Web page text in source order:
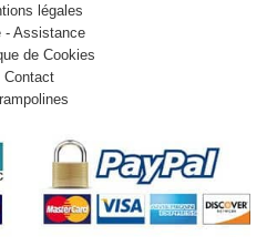
légales
- Assistance
de Cookies
Contact